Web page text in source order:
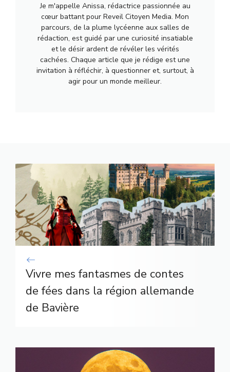
Je m'appelle Anissa, rédactrice passionnée au
cœur battant pour Reveil Citoyen Media. Mon
parcours, de la plume lycéenne aux salles de
rédaction, est guidé par une curiosité insatiable
et le désir ardent de révéler les vérités
cachées. Chaque article que je rédige est une
invitation à réfléchir, à questionner et, surtout, à
agir pour un monde meilleur.
Vivre mes fantasmes de contes
de fées dans la région allemande
de Bavière